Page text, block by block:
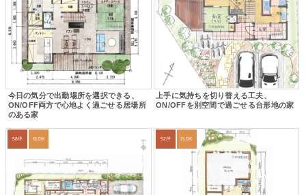
今日の気分で出勤場所を選択できる、
ON/OFF両方で心地よく過ごせる居場所
のある家
上手に気持ちを切り替える工夫、
ON/OFFを別空間で過ごせる台形地の家
58坪 6LDK 52坪 2LDK